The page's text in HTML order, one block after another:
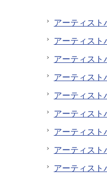
アーティス
アーティス
アーティス
アーティス
アーティス
アーティス
アーティス
アーティス
アーティス